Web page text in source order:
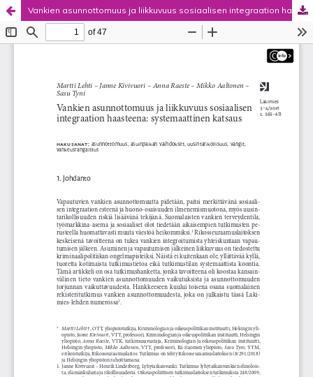
Vankien asunnottomuus ja liikkuvuus sosiaalisen integraation haasteena: systemaattinen katsaus
Tieteellisten seurain valtuuskunta.